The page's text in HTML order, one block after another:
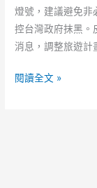
燈號，建議避免非
控台灣政府抹黑。
消息，調整旅遊計
台
閱讀全文 »